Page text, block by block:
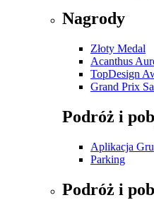
Nagrody
Złoty Medal
Acanthus
TopDesign
Grand Prix
Podróż i
Aplikacja
Parking
Podróż i